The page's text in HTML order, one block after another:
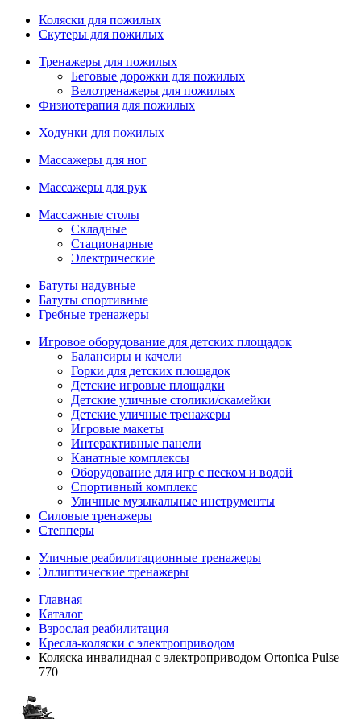
Коляски для пожилых
Скутеры для пожилых
Тренажеры для пожилых
Беговые дорожки для пожилых
Велотренажеры для пожилых
Физиотерапия для пожилых
Ходунки для пожилых
Массажеры для ног
Массажеры для рук
Массажные столы
Складные
Стационарные
Электрические
Батуты надувные
Батуты спортивные
Гребные тренажеры
Игровое оборудование для детских площадок
Балансиры и качели
Горки для детских площадок
Детские игровые площадки
Детские уличные столики/скамейки
Детские уличные тренажеры
Игровые макеты
Интерактивные панели
Канатные комплексы
Оборудование для игр с песком и водой
Спортивный комплекс
Уличные музыкальные инструменты
Силовые тренажеры
Степперы
Уличные реабилитационные тренажеры
Эллиптические тренажеры
Главная
Каталог
Взрослая реабилитация
Кресла-коляски с электроприводом
Коляска инвалидная с электроприводом Ortonica Pulse
770